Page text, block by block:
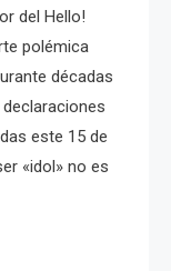
del Hello!
polémica
décadas
este 15 de
«idol» no es